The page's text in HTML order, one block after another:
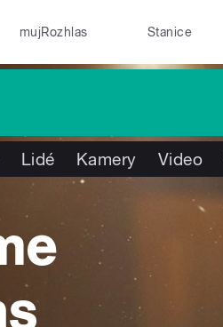
mujRozhlas Stanice
Lidé Kamery Video